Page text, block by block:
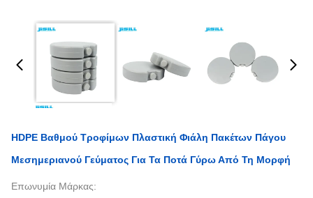
HDPE Βαθμού Τροφίμων Πλαστική Φιάλη Πακέτων Πάγου
Μεσημεριανού Γεύματος Για Τα Ποτά Γύρω Από Τη Μορφή
Επωνυμία Μάρκας: